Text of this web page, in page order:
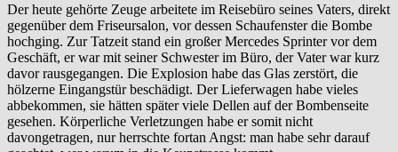
Der heute gehörte Zeuge arbeitete im Reisebüro seines Vaters, direkt
gegenüber dem Friseursalon, vor dessen Schaufenster die Bombe
hochging. Zur Tatzeit stand ein großer Mercedes Sprinter vor dem
Geschäft, er war mit seiner Schwester im Büro, der Vater war kurz
davor rausgegangen. Die Explosion habe das Glas zerstört, die
hölzerne Eingangstür beschädigt. Der Lieferwagen habe vieles
abbekommen, sie hätten später viele Dellen auf der Bombenseite
gesehen. Körperliche Verletzungen habe er somit nicht
davongetragen, nur herrschte fortan Angst: man habe sehr darauf